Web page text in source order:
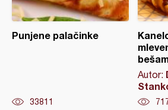
Punjene palačinke
33811
Autor: